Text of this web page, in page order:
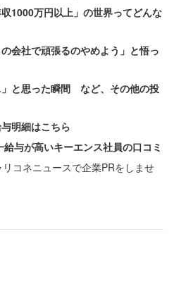
1000万円以上」の世界ってどんな
会社で頑張るのやめよう」と悟っ
」と思った瞬間 など、その他の投
明細はこちら
与が高いキーエンス社員の口コミ
コネニュースで企業PRをしませ